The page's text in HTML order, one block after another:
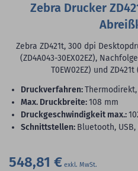
Zebra Drucker
Zebra ZD421t, 300 dpi
(ZD4A043-30EX02EZ),
T0EW02EZ) und ZD421t
Druckverfahren:
max. Druckbreite:108 mm
Druckgeschwindigkeit max.:
Schnittstellen: Bluetooth, USB,
548,81 €